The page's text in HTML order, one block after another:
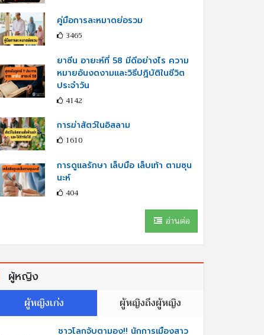
คู่มือการละหมาดย่อรวม
3465
ยาซีน อายะห์ที่ 58 มีดีอย่างไร ความ
หมายอันงดงามและวิธีปฏิบัติในชีวิต
ประจำวัน
4142
การฆ่าสัตว์ในอิสลาม
1610
การดูแลรักษา เล็บมือ เล็บเท้า ตามซุน
นะห์
404
อ่านต่อ
ผู้หญิง
ผู้หญิงเก่ง
ผู้หญิงถึงผู้หญิง
ชาวโลกจับตามอง!! นักการเมืองสาว